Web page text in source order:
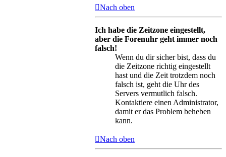
Nach oben
Ich habe die Zeitzone eingestellt,
aber die Forenuhr geht immer noch
falsch!
Wenn du dir sicher bist, dass du
die Zeitzone richtig eingestellt
hast und die Zeit trotzdem noch
falsch ist, geht die Uhr des
Servers vermutlich falsch.
Kontaktiere einen Administrator,
damit er das Problem beheben
kann.
Nach oben